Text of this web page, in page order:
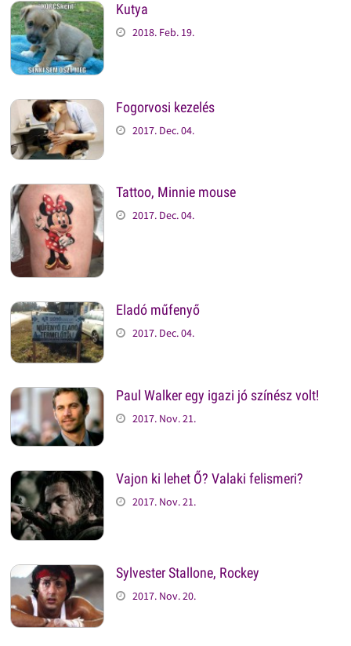
Kutya
2018. Feb. 19.
Fogorvosi kezelés
2017. Dec. 04.
Tattoo, Minnie mouse
2017. Dec. 04.
Eladó műfenyő
2017. Dec. 04.
Paul Walker egy igazi jó színész volt!
2017. Nov. 21.
Vajon ki lehet Ő? Valaki felismeri?
2017. Nov. 21.
Sylvester Stallone, Rockey
2017. Nov. 20.